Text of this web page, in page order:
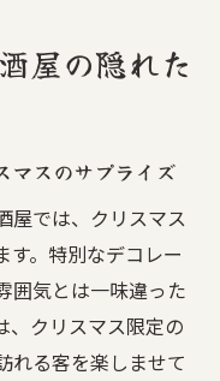
屋の隠れた
マスのサプライズ
屋では、クリスマス
す。特別なデコレー
囲気とは一味違った
、クリスマス限定の
れる客を楽しませて